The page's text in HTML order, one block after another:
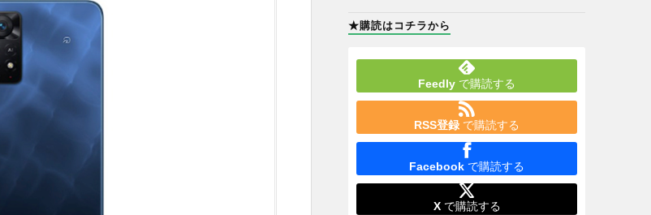
★購読はコチラから
Feedly で購読する
RSS登録 で購読する
Facebook で購読する
Xで購読する